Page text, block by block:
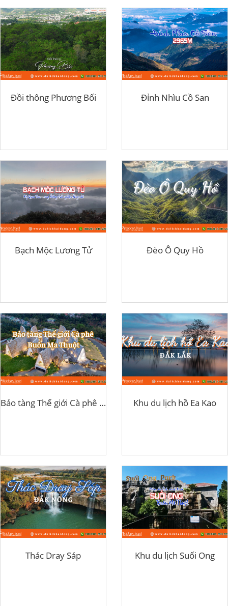
Đồi thông Phương Bối Đỉnh Nhìu Cồ San
Bạch Mộc Lương Tử Đèo Ô Quy Hồ
Bảo tàng Thế giới Cà phê Buôn Ma Thuột Khu du lịch hồ Ea Kao
Thác Dray Sáp Khu du lịch Suối Ong